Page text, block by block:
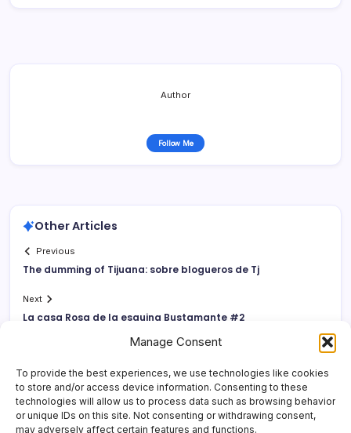
Manage Consent
To provide the best experiences, we use technologies like cookies
to store and/or access device information. Consenting to these
technologies will allow us to process data such as browsing behavior
or unique IDs on this site. Not consenting or withdrawing consent,
may adversely affect certain features and functions.
Author
Follow Me
Other Articles
Previous
The dumming of Tijuana: sobre blogueros de Tj
Next
La casa Rosa de la esquina Bustamante #2